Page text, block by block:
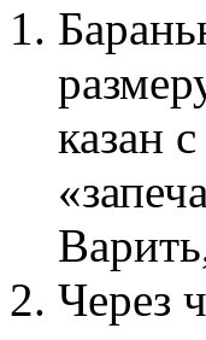
казан
Через